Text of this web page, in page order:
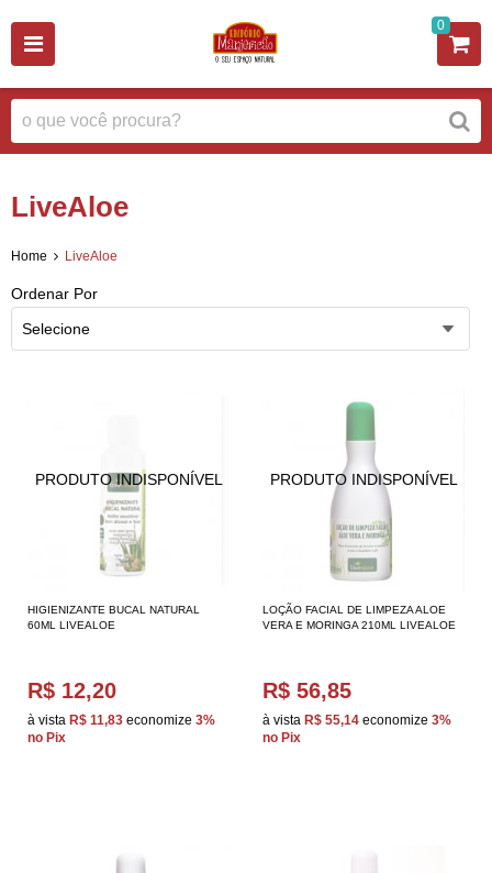
0
LiveAloe
Home LiveAloe
Ordenar Por
Selecione
HIGIENIZANTE BUCAL NATURAL
60ML LIVEALOE
R$ 12,20
à vista R$ 11,83 economize 3%
no Pix
LOÇÃO FACIAL DE LIMPEZA ALOE
VERA E MORINGA 210ML LIVEALOE
R$ 56,85
à vista R$ 55,14 economize 3%
no Pix